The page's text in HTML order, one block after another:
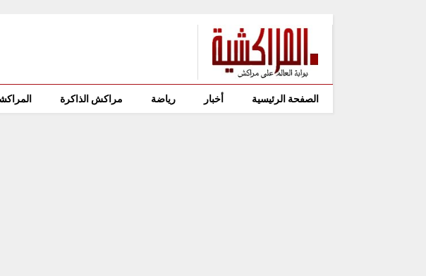
الصفحة الرئيسية أخبار رياضة مراكش الذاكرة